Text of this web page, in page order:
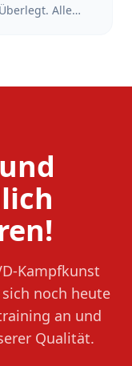
Alle
jetzt!
Kampfkunst
noch heute
an und
Qualität.